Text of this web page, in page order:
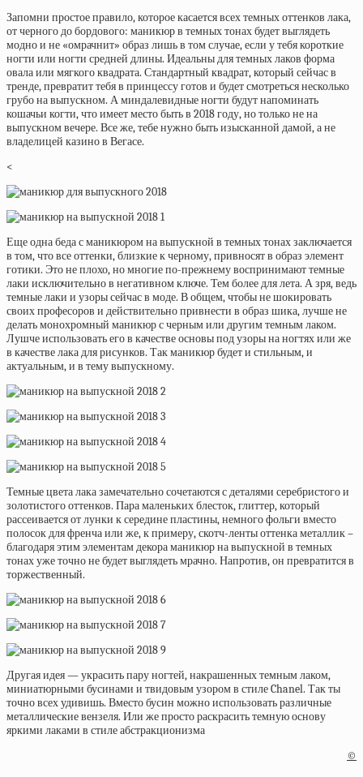
Запомни простое правило, которое касается всех темных оттенков лака,
от черного до бордового: маникюр в темных тонах будет выглядеть
модно и не «омрачнит» образ лишь в том случае, если у тебя короткие
ногти или ногти средней длины. Идеальны для темных лаков форма
овала или мягкого квадрата. Стандартный квадрат, который сейчас в
тренде, превратит тебя в принцессу готов и будет смотреться несколько
грубо на выпускном. А миндалевидные ногти будут напоминать
кошачьи когти, что имеет место быть в 2018 году, но только не на
выпускном вечере. Все же, тебе нужно быть изысканной дамой, а не
владелицей казино в Вегасе.
<
Еще одна беда с маникюром на выпускной в темных тонах заключается
в том, что все оттенки, близкие к черному, привносят в образ элемент
готики. Это не плохо, но многие по-прежнему воспринимают темные
лаки исключительно в негативном ключе. Тем более для лета. А зря, ведь
темные лаки и узоры сейчас в моде. В общем, чтобы не шокировать
своих професоров и действительно привнести в образ шика, лучше не
делать монохромный маникюр с черным или другим темным лаком.
Лушче использовать его в качестве основы под узоры на ногтях или же
в качестве лака для рисунков. Так маникюр будет и стильным, и
актуальным, и в тему выпускному.
Темные цвета лака замечательно сочетаются с деталями серебристого и
золотистого оттенков. Пара маленьких блесток, глиттер, который
рассеивается от лунки к середине пластины, немного фольги вместо
полосок для френча или же, к примеру, скотч-ленты оттенка металлик –
благодаря этим элементам декора маникюр на выпускной в темных
тонах уже точно не будет выглядеть мрачно. Напротив, он превратится в
торжественный.
Другая идея — украсить пару ногтей, накрашенных темным лаком,
миниатюрными бусинами и твидовым узором в стиле Chanel. Так ты
точно всех удивишь. Вместо бусин можно использовать различные
металлические вензеля. Или же просто раскрасить темную основу
яркими лаками в стиле абстракционизма
©